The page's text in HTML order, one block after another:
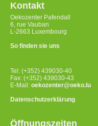
Kontakt
Oekozenter Pafendall
6, rue Vauban
L-2663 Luxembourg
So finden sie uns
Tel: (+352) 439030-40
Fax: (+352) 439030-43
E-Mail: oekozenter@oeko.lu
Datenschutzerklärung
Öffnungszeiten